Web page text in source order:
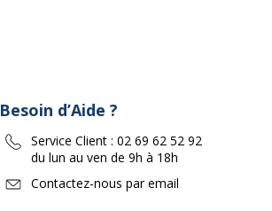
Besoin d’Aide ?
Service Client : 02 69 62 52 92
du lun au ven de 9h à 18h
Contactez-nous par email